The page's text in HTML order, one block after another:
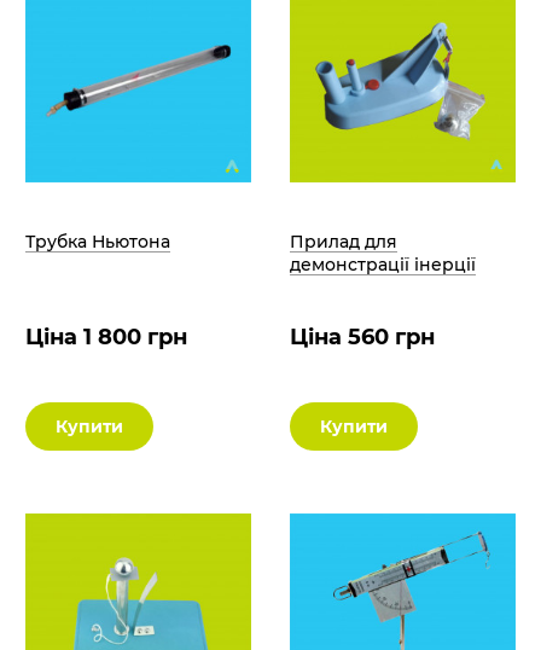
Трубка Ньютона
Ціна 1 800 грн
Купити
Прилад для
демонстрації інерції
Ціна 560 грн
Купити